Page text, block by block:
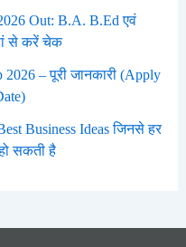
Out: B.A. B.Ed एवं
से करें चेक
– पूरी जानकारी (Apply
Business Ideas जिनसे हर
सकती है